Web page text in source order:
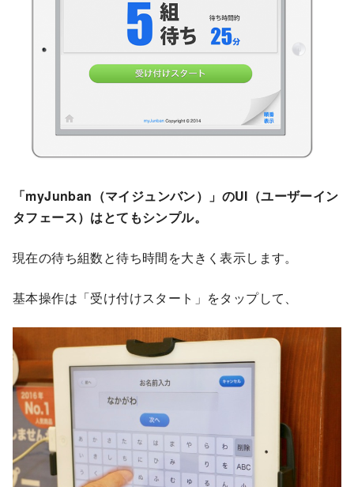
「myJunban（マイジュンバン）」のUI（ユーザーイン
タフェース）はとてもシンプル。
現在の待ち組数と待ち時間を大きく表示します。
基本操作は「受け付けスタート」をタップして、